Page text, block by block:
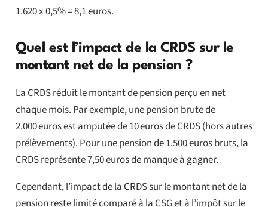
1.620 x 0,5% = 8,1 euros.
Quel est l’impact de la CRDS sur le
montant net de la pension ?
La CRDS réduit le montant de pension perçu en net
chaque mois. Par exemple, une pension brute de
2.000 euros est amputée de 10 euros de CRDS (hors autres
prélèvements). Pour une pension de 1.500 euros bruts, la
CRDS représente 7,50 euros de manque à gagner.
Cependant, l’impact de la CRDS sur le montant net de la
pension reste limité comparé à la CSG et à l’impôt sur le